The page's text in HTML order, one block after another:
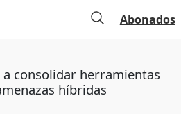
Abonados
a consolidar herramientas
híbridas